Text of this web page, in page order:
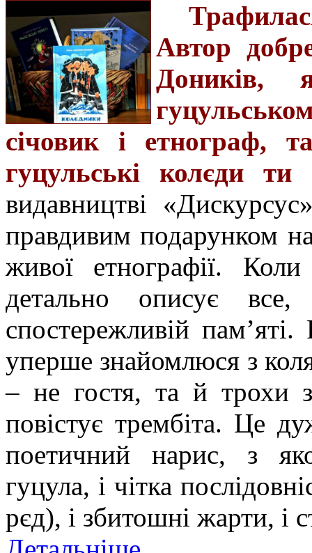
Автор
Доників,
січовик і етнограф,
гуцульські колєди
видавництві
правдивим подарунком
живої етнографії.
детально описує
спостережливій
уперше знайомлюся з
– не гостя, та й трохи
повістує трембіта. Це
поетичний нарис, з
гуцула, і чітка
рєд), і збитошні жарти, і